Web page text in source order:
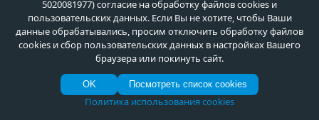
Каталог дверей
Популярные двери
Быстрый подбор двери
Двери в дом
Парадные двери
Двери в квартиру
Тамбурные двери
5020081977) согласие на обработку файлов cookies и
пользовательских данных. Если Вы не хотите, чтобы Ваши
данные обрабатывались, просим отключить обработку файлов
cookies и сбор пользовательских данных в настройках Вашего
браузера или покинуть сайт.
OK Посмотреть список cookies
Политика использования cookies